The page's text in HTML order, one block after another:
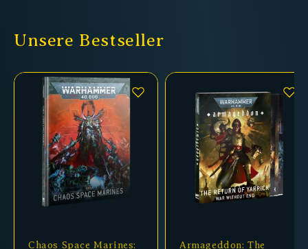
Unsere Bestseller
Chaos Space Marines:
Armageddon: The